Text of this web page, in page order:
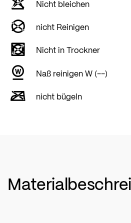
Nicht bleichen
nicht Reinigen
Nicht in Trockner
Naß reinigen W (--)
nicht bügeln